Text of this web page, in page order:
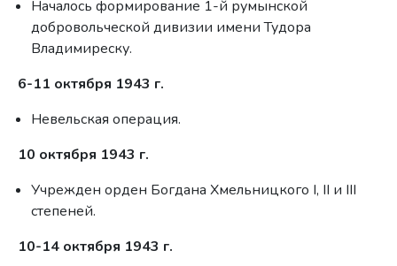
Началось формирование 1-й румынской
добровольческой дивизии имени Тудора
Владимиреску.
6-11 октября 1943 г.
Невельская операция.
10 октября 1943 г.
Учрежден орден Богдана Хмельницкого I, II и III
степеней.
10-14 октября 1943 г.